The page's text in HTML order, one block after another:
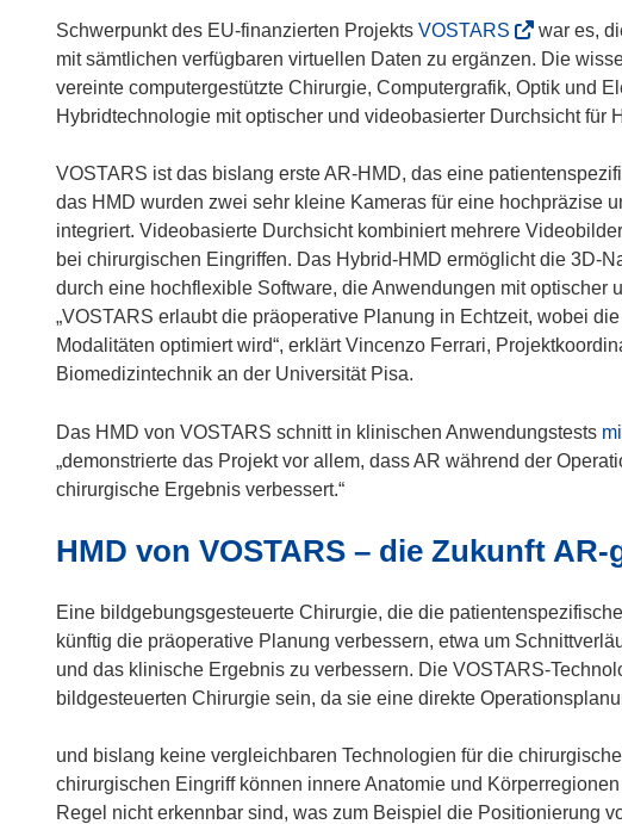
Schwerpunkt des EU-finanzierten Projekts VOSTARS
ö
f
e
t
i
n
n
e
u
F
e
t
war es,
mit sämtlichen verfügbaren virtuellen Daten zu ergänzen. Die
vereinte computergestützte Chirurgie, Computergrafik, Optik und
Hybridtechnologie mit optischer und videobasierter Durchsicht für
VOSTARS ist das bislang erste AR-HMD, das eine
das HMD wurden zwei sehr kleine Kameras für eine hochpräzise
integriert. Videobasierte Durchsicht kombiniert mehrere
bei chirurgischen Eingriffen. Das Hybrid-HMD ermöglicht die 3D-
durch eine hochflexible Software, die Anwendungen mit optischer
„VOSTARS erlaubt die präoperative Planung in Echtzeit, wobei
Modalitäten optimiert wird“, erklärt Vincenzo Ferrari,
Biomedizintechnik an der Universität Pisa.
Das HMD von VOSTARS schnitt in klinischen Anwendungstests
„demonstrierte das Projekt vor allem, dass AR während der
chirurgische Ergebnis verbessert.“
HMD von VOSTARS – die Zukunft
Eine bildgebungsgesteuerte Chirurgie, die die
künftig die präoperative Planung verbessern, etwa um
und das klinische Ergebnis zu verbessern. Die VOSTARS-
bildgesteuerten Chirurgie sein, da sie eine direkte
und bislang keine vergleichbaren Technologien für die
chirurgischen Eingriff können innere Anatomie und
Regel nicht erkennbar sind, was zum Beispiel die Positionierung